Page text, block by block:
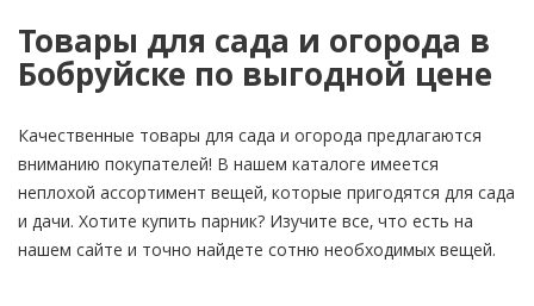
Товары для сада и огорода в
Бобруйске по выгодной цене
Качественные товары для сада и огорода предлагаются
вниманию покупателей! В нашем каталоге имеется
неплохой ассортимент вещей, которые пригодятся для сада
и дачи. Хотите купить парник? Изучите все, что есть на
нашем сайте и точно найдете сотню необходимых вещей.